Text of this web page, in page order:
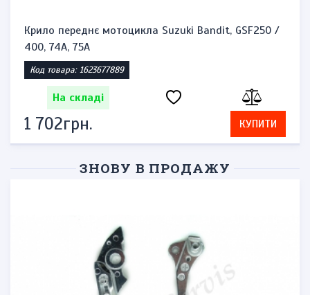
Крило переднє мотоцикла Suzuki Bandit, GSF250 /
400, 74A, 75A
Код товара: 1623677889
На складі
1 702грн. КУПИТИ
ЗНОВУ В ПРОДАЖУ